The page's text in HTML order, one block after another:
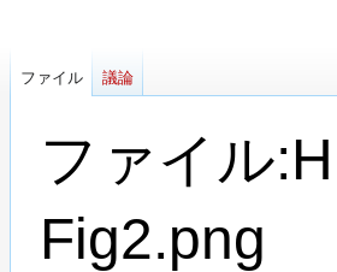
ファイル:
Fig2.png
ファイル 議論